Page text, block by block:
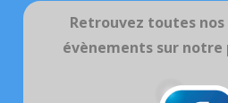
Retrouvez toutes
évènements sur notre